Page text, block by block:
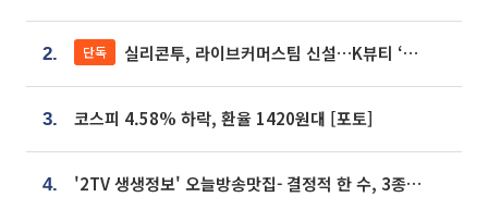
2. 단독 실리콘투, 라이브커머스팀 신설…K뷰티 ‘글로벌 판매망’ 확대[K뷰티 라방戰]
3. 코스피 4.58% 하락, 환율 1420원대 [포토]
4. '2TV 생생정보' 오늘방송맛집- 결정적 한 수, 3종 메밀면! 메밀 소바 맛집 '의○○○○'